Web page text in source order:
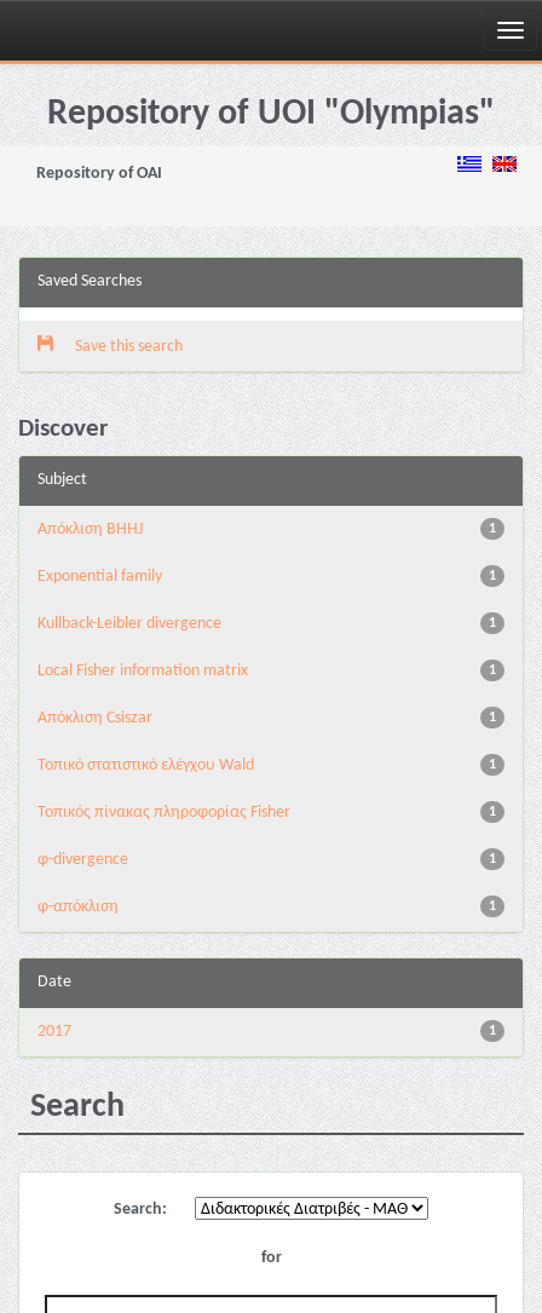
Skip
navigationRepository of UOI "Olympias"
Repository of OAI
Saved Searches
Save this search
Discover
Subject
1
Aπόκλιση BHHJ
1
Exponential family
1
Kullback-Leibler divergence
1
Local Fisher information matrix
1
Απόκλιση Csiszar
1
Τοπικό στατιστικό ελέγχου Wald
1
Τοπικός πίνακας πληροφορίας Fisher
1
φ-divergence
1
φ-απόκλιση
Date
1
2017
Search
Search:
for